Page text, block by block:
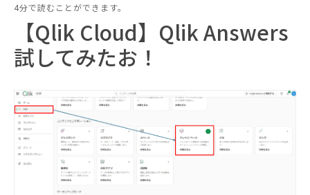
4分で読むことができます。
【Qlik Cloud】Qlik Answers
試してみたお！